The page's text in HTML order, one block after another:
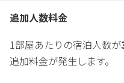
追加人数料金
1部屋あたりの宿泊人数が
追加料金が発生します。